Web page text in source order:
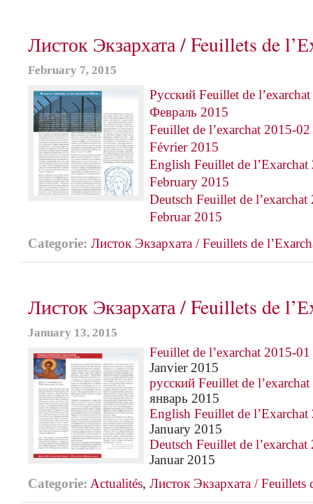
Листок Экзархата / Feuillets de
February 7, 2015
Русский Feuillet de
Февраль 2015
Feuillet de l’exarchat 2015-02
Février 2015
English Feuillet de
February 2015
Deutsch Feuillet de
Februar 2015
Categorie: Листок Экзархата / Feuillets de
Листок Экзархата / Feuillets de
January 13, 2015
Feuillet de l’exarchat 2015-01
Janvier 2015
русский Feuillet de
январь 2015
English Feuillet de
January 2015
Deutsch Feuillet de
Januar 2015
Categorie: Actualités, Листок Экзархата / Feuillets